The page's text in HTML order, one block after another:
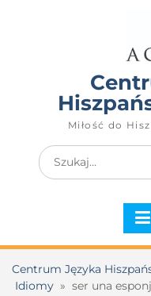
Miłość do
Centrum Języka
Idiomy » ser una